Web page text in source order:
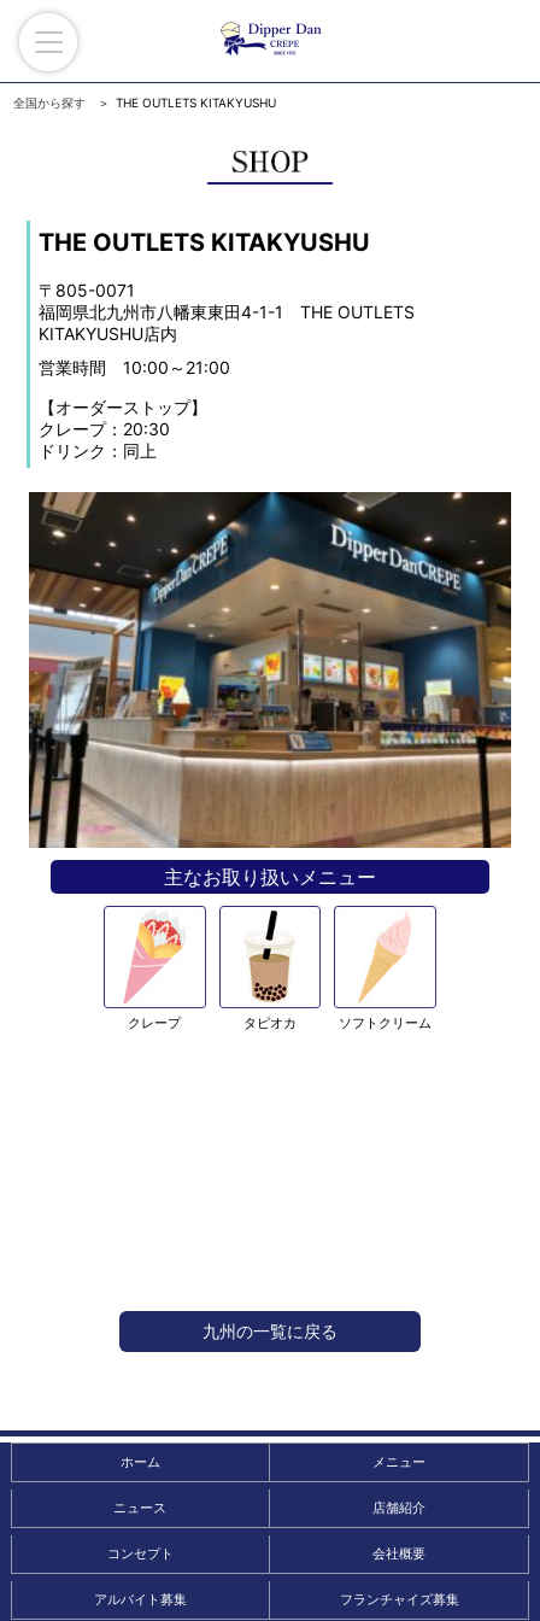
全国から探す THE OUTLETS KITAKYUSHU
THE OUTLETS KITAKYUSHU
〒805-0071
福岡県北九州市八幡東東田4-1-1 THE OUTLETS
KITAKYUSHU店内
営業時間 10:00～21:00
【オーダーストップ】
クレープ：20:30
ドリンク：同上
主なお取り扱いメニュー
クレープ タピオカ ソフトクリーム
九州の一覧に戻る
ホーム メニュー
ニュース 店舗紹介
コンセプト 会社概要
アルバイト募集 フランチャイズ募集